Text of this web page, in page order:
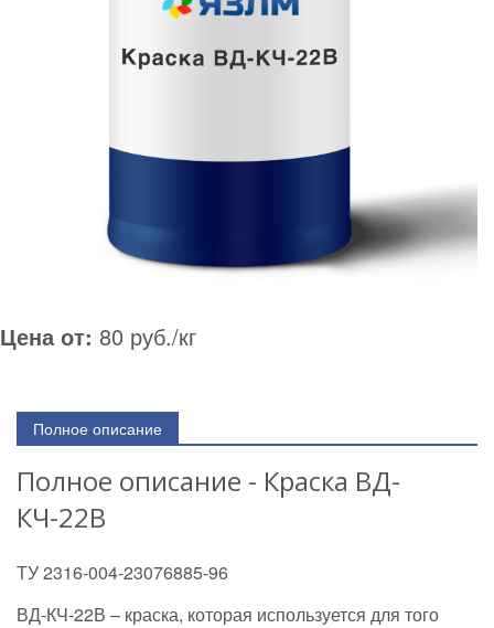
Цена от: 80 руб./кг
Полное описание
Полное описание - Краска ВД-
КЧ-22В
ТУ 2316-004-23076885-96
ВД-КЧ-22В – краска, которая используется для того